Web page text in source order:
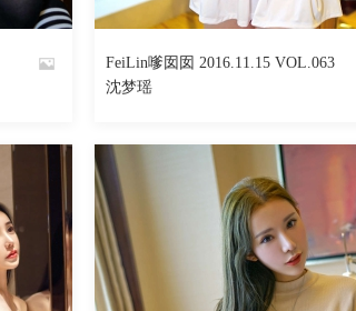
By
FeiLin嗲囡囡 2016.11.15 VOL.063
沈梦瑶